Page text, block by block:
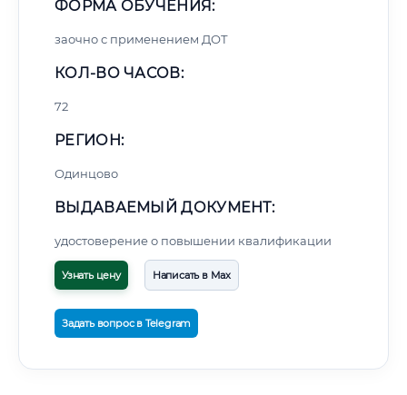
ФОРМА ОБУЧЕНИЯ:
заочно с применением ДОТ
КОЛ-ВО ЧАСОВ:
72
РЕГИОН:
Одинцово
ВЫДАВАЕМЫЙ ДОКУМЕНТ:
удостоверение о повышении квалификации
Узнать цену Написать в Max
Задать вопрос в Telegram